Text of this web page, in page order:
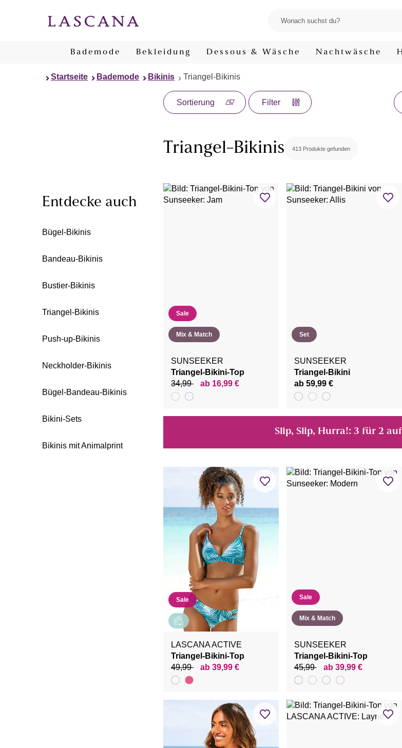
Bademode Bekleidung Dessous & Wäsche Nachtwäsche
Startseite Bademode Bikinis Triangel-Bikinis
Entdecke auch
Bügel-Bikinis
Bandeau-Bikinis
Bustier-Bikinis
Triangel-Bikinis
Push-up-Bikinis
Neckholder-Bikinis
Bügel-Bandeau-Bikinis
Bikini-Sets
Bikinis mit Animalprint
Sortierung Filter
Triangel-Bikinis 413 Produkte gefunden
Sale
Mix & Match
SUNSEEKER
Triangel-Bikini-Top
34,99
ab 16,99 €
Set
SUNSEEKER
Triangel-Bikini
ab 59,99 €
Slip, Slip, Hurra!: 3 für 2
Sale
LASCANA ACTIVE
Triangel-Bikini-Top
49,99
ab 39,99 €
Sale
Mix & Match
SUNSEEKER
Triangel-Bikini-Top
45,99
ab 39,99 €